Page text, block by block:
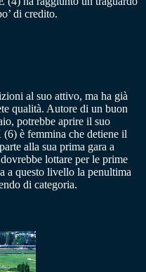
di credito.
al suo attivo, ma ha già
qualità. Autore di un buon
potrebbe aprire il suo
è femmina che detiene il
alla sua prima gara a
lottare per le prime
a questo livello la penultima
di categoria.